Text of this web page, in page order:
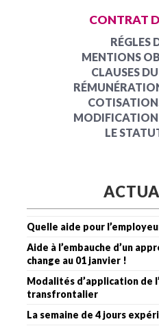
CONTRAT
RÉGLES
MENTIONS
CLAUSES
LE
Quelle aide pour
Aide à l’embauche d’un
change au 01 janvier !
Modalités d’application de
transfrontalier
La semaine de 4 jours